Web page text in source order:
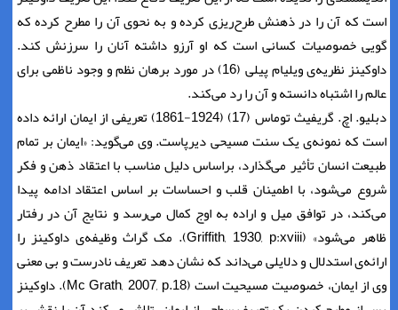
است که آن را در ذهنش طرح‌ریزی کرده و به نحوی آن را مطرح کرده که
گویی خصوصیات کسانی است که او آرزو داشته آنان را سرزنش کند.
داوکینز نظریه‌ی ویلیام پیلی (16) در مورد برهان نظم و وجود ناظمی برای
عالم را اشتباه دانسته و آن را رد می‌کند.
دبلیو. اچ. گریفیث توماس (17) (1924-1861) تعریفی از ایمان ارائه داده
است که نمونه‌ی یک سنت مسیحی دیرپاست. وی می‌گوید: «ایمان بر تمام
طبیعت انسان تأثیر می‌گذارد، براساس دلیل مناسب با اعتقاد ذهن و فکر
شروع می‌شود، با اطمینان قلب و احساسات بر اساس اعتقاد ادامه پیدا
می‌کند، در توافق میل و اراده به اوج کمال می‌رسد و نتایج آن در رفتار
ظاهر می‌شود» (Griffith, 1930, p:xviii). مک گراث وظیفه‌ی داوکینز را
ارائه‌ی استدلال و دلایلی می‌داند که نشان دهد تعریف نادرست و بی معنی
وی از ایمان، خصوصیت مسیحیت است (Mc Grath, 2007, p.18). داوکینز